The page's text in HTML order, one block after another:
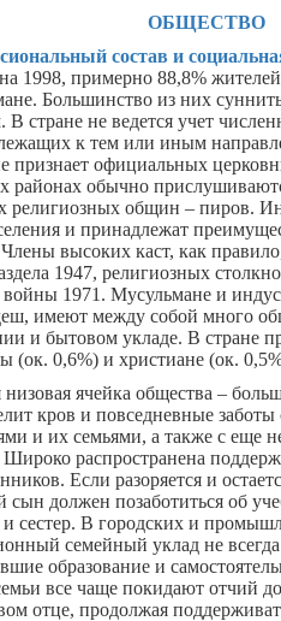
ОБЩЕСТВО
состав и
1998, примерно 88,8%
Большинство из них
стране не ведется учет
к тем или иным
признает официальных
районах обычно
религиозных общин – пиров.
и принадлежат
Члены высоких каст, как
1947, религиозных
войны 1971. Мусульмане и
имеют между собой много
и бытовом укладе. В стране
(ок. 0,6%) и христиане (ок.
низовая ячейка общества –
кров и повседневные
и их семьями, а также с еще
Широко распространена
Если разоряется и
сын должен позаботиться об
и сестер. В городских и
семейный уклад не всегда
образование и
все чаще покидают отчий
отце, продолжая